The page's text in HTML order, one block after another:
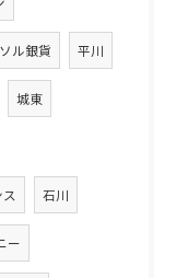
ル銀貨 平川
城東
石川
ー